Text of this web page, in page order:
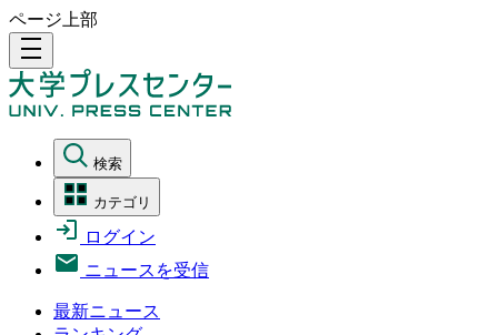
ページ上部
density_medium
検索
カテゴリ
ログイン
ニュースを受信
最新ニュース